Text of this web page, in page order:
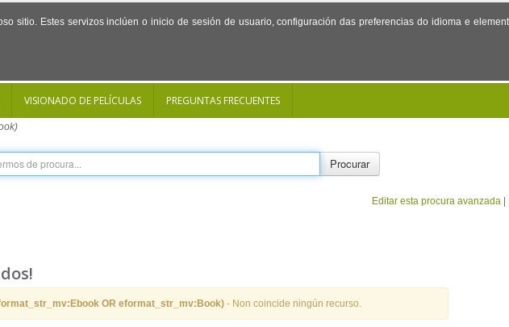
sitio. Estes servizos inclúen o inicio de sesión de usuario, configuración das preferencias do idioma e
VISIONADO DE PELÍCULAS PREGUNTAS FRECUENTES
Procurar
Editar esta procura avanzada
OR eformat_str_mv:Book) - Non coincide ningún recurso.